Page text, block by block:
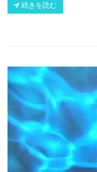
続きを読む